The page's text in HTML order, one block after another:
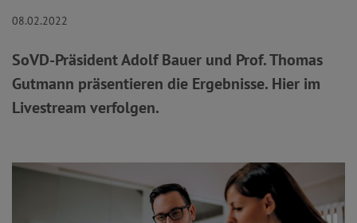
08.02.2022
SoVD-Präsident Adolf Bauer und Prof. Thomas
Gutmann präsentieren die Ergebnisse. Hier im
Livestream verfolgen.